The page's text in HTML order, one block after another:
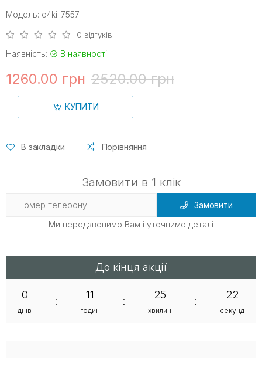
Модель: o4ki-7557
0 відгуків
Наявність: В наявності
1260.00 грн 2520.00 грн
КУПИТИ
В закладки Порівняння
Замовити в 1 клік
Замовити
Ми передзвонимо Вам і уточнимо деталі
До кінця акції
0
днів
:
11
годин
:
25
хвилин
:
21
секунд